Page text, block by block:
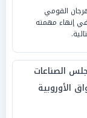
القومي
إنهاء مهمته
الصناعات
الأوروبية